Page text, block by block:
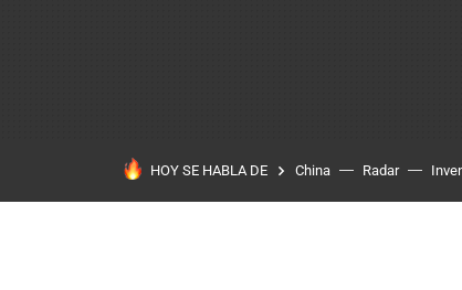
HOY SE HABLA DE China Radar